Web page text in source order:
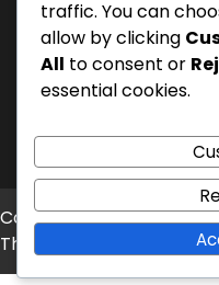
internacionais,
Hakan Yakin:
Impacto na seleção
Impacto na seleção
Copyright © 2026
Themes
traffic. You can
allow by clicking
All to consent or
essential cookies.